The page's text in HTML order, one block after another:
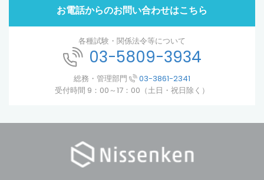
お電話からのお問い合わせはこちら
各種試験・関係法令等について
03-5809-3934
総務・管理部門
03-3861-2341
受付時間 9：00～17：00（土日・祝日除く）